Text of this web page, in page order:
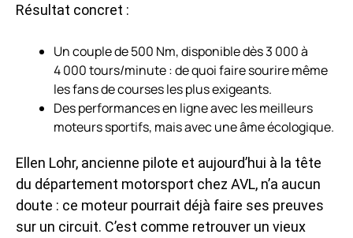
Résultat concret :
Un couple de 500 Nm, disponible dès 3 000 à
4 000 tours/minute : de quoi faire sourire même
les fans de courses les plus exigeants.
Des performances en ligne avec les meilleurs
moteurs sportifs, mais avec une âme écologique.
Ellen Lohr, ancienne pilote et aujourd’hui à la tête
du département motorsport chez AVL, n’a aucun
doute : ce moteur pourrait déjà faire ses preuves
sur un circuit. C’est comme retrouver un vieux